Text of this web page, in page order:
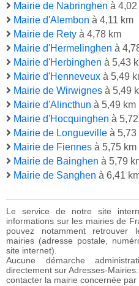
Mairie de Nabringhen à 4,02
Mairie d'Alembon à 4,11 km
Mairie de Rety à 4,78 km
Mairie d'Hermelinghen à
Mairie d'Herbinghen à 5,43
Mairie d'Henneveux à 5,49
Mairie de Wirwignes à 5,49
Mairie d'Alincthun à 5,49 km
Mairie d'Hocquinghen à
Mairie de Longueville à 5,73
Mairie de Fiennes à 5,75 km
Mairie de Bainghen à 5,79
Mairie de Sanghen à 6,41
Le service de notre site
informations sur les mairies de
pouvez notamment retrouver
mairies (adresse postale,
site internet).
Aucune démarche
directement sur Adresses-
contacter la mairie concernée par